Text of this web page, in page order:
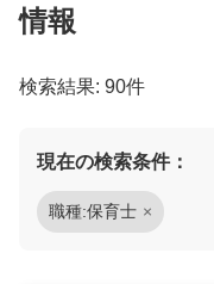
情報
検索結果: 90件
現在の検索条件：
職種:保育士 ×